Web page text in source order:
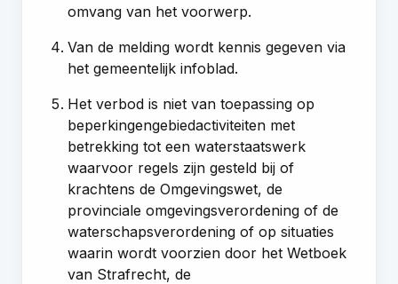
omvang van het voorwerp.
Van de melding wordt kennis gegeven via
het gemeentelijk infoblad.
Het verbod is niet van toepassing op
beperkingengebiedactiviteiten met
betrekking tot een waterstaatswerk
waarvoor regels zijn gesteld bij of
krachtens de Omgevingswet, de
provinciale omgevingsverordening of de
waterschapsverordening of op situaties
waarin wordt voorzien door het Wetboek
van Strafrecht, de